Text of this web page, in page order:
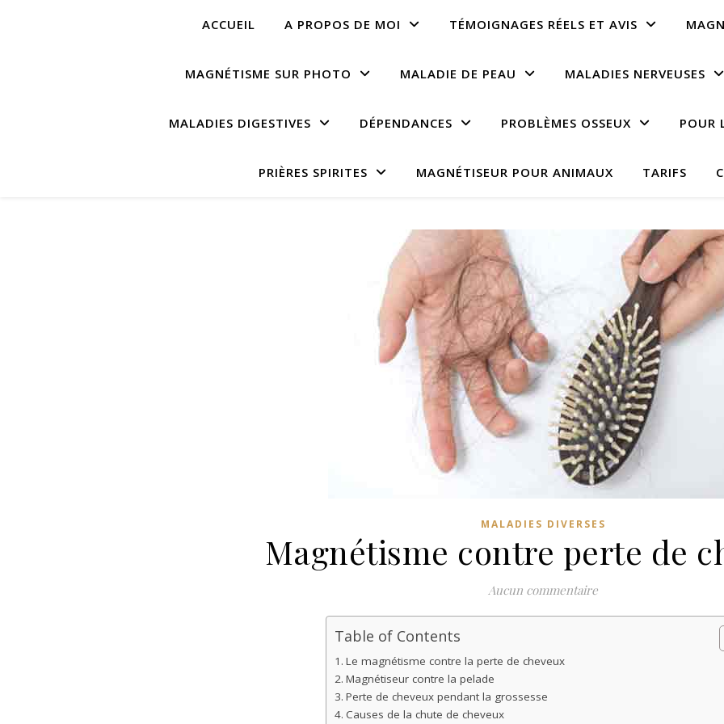
ACCUEIL A PROPOS DE MOI TÉMOIGNAGES RÉELS ET AVIS
MAGNÉTISME SUR PHOTO MALADIE DE PEAU MALADIES NERVEUSES
MALADIES DIGESTIVES DÉPENDANCES PROBLÈMES OSSEUX POUR
PRIÈRES SPIRITES MAGNÉTISEUR POUR ANIMAUX TARIFS
MALADIES DIVERSES
Magnétisme contre perte de
Aucun commentaire
Table of Contents
Le magnétisme contre la perte de cheveux
Magnétiseur contre la pelade
Perte de cheveux pendant la grossesse
Causes de la chute de cheveux